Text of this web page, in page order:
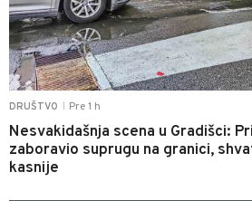
DRUŠTVO Pre 1 h
Nesvakidašnja scena u Gradišci:
zaboravio suprugu na granici,
kasnije